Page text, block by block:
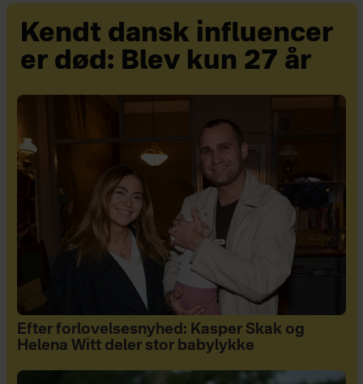
Kendt dansk influencer
er død: Blev kun 27 år
Efter forlovelsesnyhed: Kasper Skak og
Helena Witt deler stor babylykke